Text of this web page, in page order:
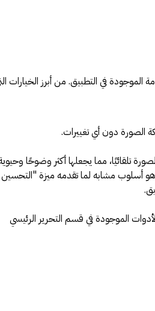
الموجودة في التطبيق. من أبرز الخيارات
الصورة دون أي تغييرات.
تلقائيًا، مما يجعلها أكثر وضوحًا
أسلوب مشابه لما تقدمه ميزة "التحسين
الموجودة في قسم التحرير الرئيسي